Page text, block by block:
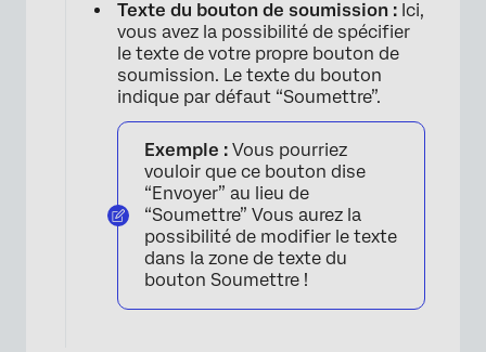
Texte du bouton de soumission : Ici,
vous avez la possibilité de spécifier
le texte de votre propre bouton de
soumission. Le texte du bouton
indique par défaut “Soumettre”.
Exemple : Vous pourriez
vouloir que ce bouton dise
“Envoyer” au lieu de
“Soumettre” Vous aurez la
possibilité de modifier le texte
dans la zone de texte du
bouton Soumettre !